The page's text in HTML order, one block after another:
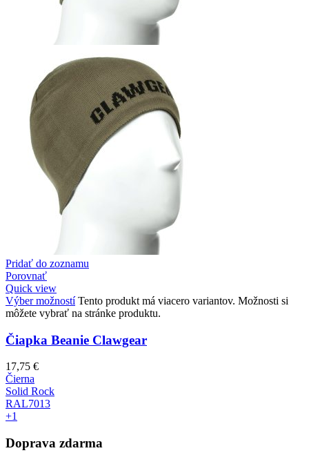
Pridať do zoznamu
Porovnať
Quick view
Výber možností Tento produkt má viacero variantov. Možnosti si
môžete vybrať na stránke produktu.
Čiapka Beanie Clawgear
17,75 €
Čierna
Solid Rock
RAL7013
+1
Doprava zdarma